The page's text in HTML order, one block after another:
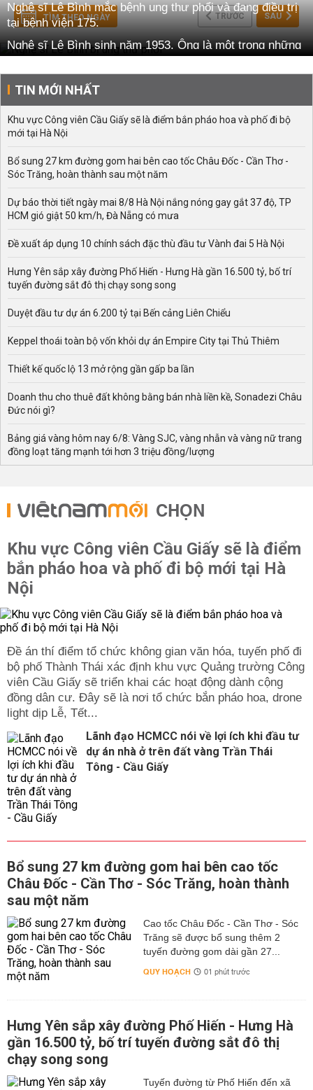
TÌM THEO NGÀY TRƯỚC SAU
Nghệ sĩ Lê Bình mắc bệnh ung thư phổi và đang điều trị
tại bệnh viện 175.
Nghệ sĩ Lê Bình sinh năm 1953. Ông là một trong những
nghệ sĩ kỳ cựu của sân khấu và màn ảnh miền Nam.
Ông chưa từng đóng vai chính nhưng những vai phụ của
Lê Bình luôn được đánh giá cao.
TIN MỚI NHẤT
Khu vực Công viên Cầu Giấy sẽ là điểm bắn pháo hoa và phố đi bộ
mới tại Hà Nội
Bổ sung 27 km đường gom hai bên cao tốc Châu Đốc - Cần Thơ -
Sóc Trăng, hoàn thành sau một năm
Dự báo thời tiết ngày mai 8/8 Hà Nội nắng nóng gay gắt 37 độ, TP
HCM gió giật 50 km/h, Đà Nẵng có mưa
Đề xuất áp dụng 10 chính sách đặc thù đầu tư Vành đai 5 Hà Nội
Hưng Yên sắp xây đường Phố Hiến - Hưng Hà gần 16.500 tỷ, bố trí
tuyến đường sắt đô thị chạy song song
Duyệt đầu tư dự án 6.200 tỷ tại Bến cảng Liên Chiểu
Keppel thoái toàn bộ vốn khỏi dự án Empire City tại Thủ Thiêm
Thiết kế quốc lộ 13 mở rộng gần gấp ba lần
Doanh thu cho thuê đất không bằng bán nhà liền kề, Sonadezi Châu
Đức nói gì?
Bảng giá vàng hôm nay 6/8: Vàng SJC, vàng nhẫn và vàng nữ trang
đồng loạt tăng mạnh tới hơn 3 triệu đồng/lượng
CHỌN
Khu vực Công viên Cầu Giấy sẽ là điểm
bắn pháo hoa và phố đi bộ mới tại Hà
Nội
Đề án thí điểm tổ chức không gian văn hóa, tuyến phố đi
bộ phố Thành Thái xác định khu vực Quảng trường Công
viên Cầu Giấy sẽ triển khai các hoạt động dành cộng
đồng dân cư. Đây sẽ là nơi tổ chức bắn pháo hoa, drone
light dịp Lễ, Tết...
Lãnh đạo HCMCC nói về lợi ích khi đầu tư
dự án nhà ở trên đất vàng Trần Thái
Tông - Cầu Giấy
Bổ sung 27 km đường gom hai bên cao tốc
Châu Đốc - Cần Thơ - Sóc Trăng, hoàn thành
sau một năm
Cao tốc Châu Đốc - Cần Thơ - Sóc
Trăng sẽ được bổ sung thêm 2
tuyến đường gom dài gần 27...
QUY HOẠCH 01 phút trước
Hưng Yên sắp xây đường Phố Hiến - Hưng Hà
gần 16.500 tỷ, bố trí tuyến đường sắt đô thị
chạy song song
Tuyến đường từ Phố Hiến đến xã